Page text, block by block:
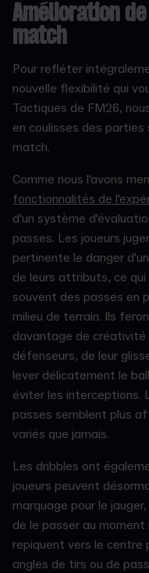
Amélioration
match
Pour refléter
nouvelle flexibilité qui
Tactiques de FM26,
en coulisses des
match.
Comme nous l'avons
fonctionnalités de
d'un système
passes. Les joueurs
pertinente le danger
de leurs attributs, ce
souvent des passes en
milieu de terrain. Ils
davantage de créativité
défenseurs, de leur
lever délicatement le
éviter les interceptions.
passes semblent plus
variés que jamais.
Les dribbles ont
joueurs peuvent
marquage pour le
de le passer au
repiquent vers le centre
angles de tirs ou de